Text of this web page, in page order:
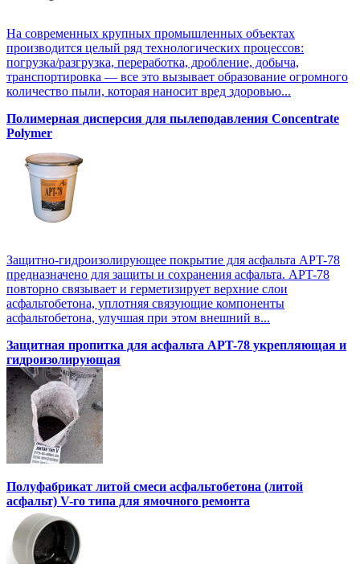
На современных крупных промышленных объектах
производится целый ряд технологических процессов:
погрузка/разгрузка, переработка, дробление, добыча,
транспортировка — все это вызывает образование огромного
количество пыли, которая наносит вред здоровью...
Полимерная дисперсия для пылеподавления Concentrate
Polymer
Защитно-гидроизолирующее покрытие для асфальта APT-78
предназначено для защиты и сохранения асфальта. APT-78
повторно связывает и герметизирует верхние слои
асфальтобетона, уплотняя связующие компоненты
асфальтобетона, улучшая при этом внешний в...
Защитная пропитка для асфальта APT-78 укрепляющая и
гидроизолирующая
Полуфабрикат литой смеси асфальтобетона (литой
асфальт) V-го типа для ямочного ремонта